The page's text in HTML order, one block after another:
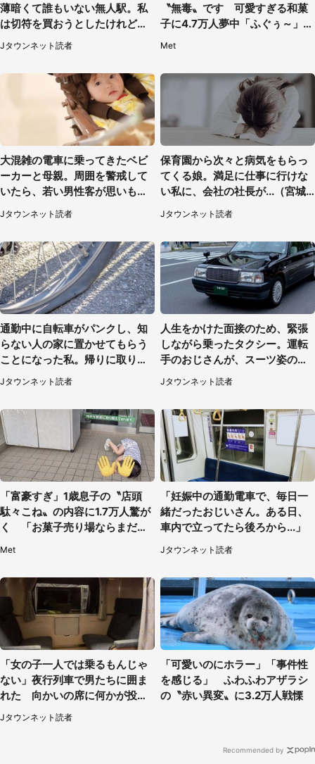
薄暗くて誰もいない無人駅。私
は切符を買おうとしたけれど
（山形県・20代女性）
Jタウンネット読者
〝無毒〟です 可愛すぎる和菓
子に4.7万人夢中「ふぐぅ～」
Met
大混雑の電車に乗ってきたベビ
ーカーと母親。周囲を警戒して
いたら、若い男性客が思いもよ
らぬ行動に（東京都・50代女
性）
Jタウンネット読者
保育園から次々と病気をもらっ
てくる娘。満足に仕事に行けな
い私に、会社の社長が...（宮城
県・30代女性）
Jタウンネット読者
通勤中に自転車がパンクし、知
らない人の家に置かせてもらう
ことになった私。帰りに取りに
行くと、なんと...（東京都・40
代女性）
Jタウンネット読者
人生をかけた面接のため、緊張
しながら乗ったタクシー。運転
手のおじさんが、スーツ姿の私
を見て...（福岡県・30代女性）
Jタウンネット読者
「富豪すぎ」1歳息子の〝店頭
駄々こね〟の内容に1.7万人驚が
く 「お菓子売り場ならまだし
Met
「妊娠中の通勤電車で、毎日一
緒だったおじいさん。ある日、
車内で立ってたら後ろから...」
Jタウンネット読者
「女の子一人では乗るもんじゃ
ない」夜行列車で男たちに囲ま
れた 向かいの席に何かが投げ
られて（秋田県・60代女性）
Jタウンネット読者
「可愛いのにホラー」「事件性
を感じる」 ふわふわアザラシ
の〝赤い異変〟に3.2万人戦慄
Recommended by